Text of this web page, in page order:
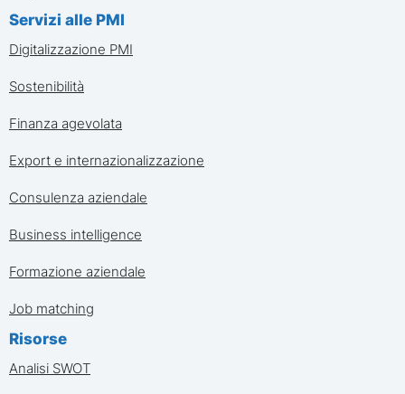
Servizi alle PMI
Digitalizzazione PMI
Sostenibilità
Finanza agevolata
Export e internazionalizzazione
Consulenza aziendale
Business intelligence
Formazione aziendale
Job matching
Risorse
Analisi SWOT